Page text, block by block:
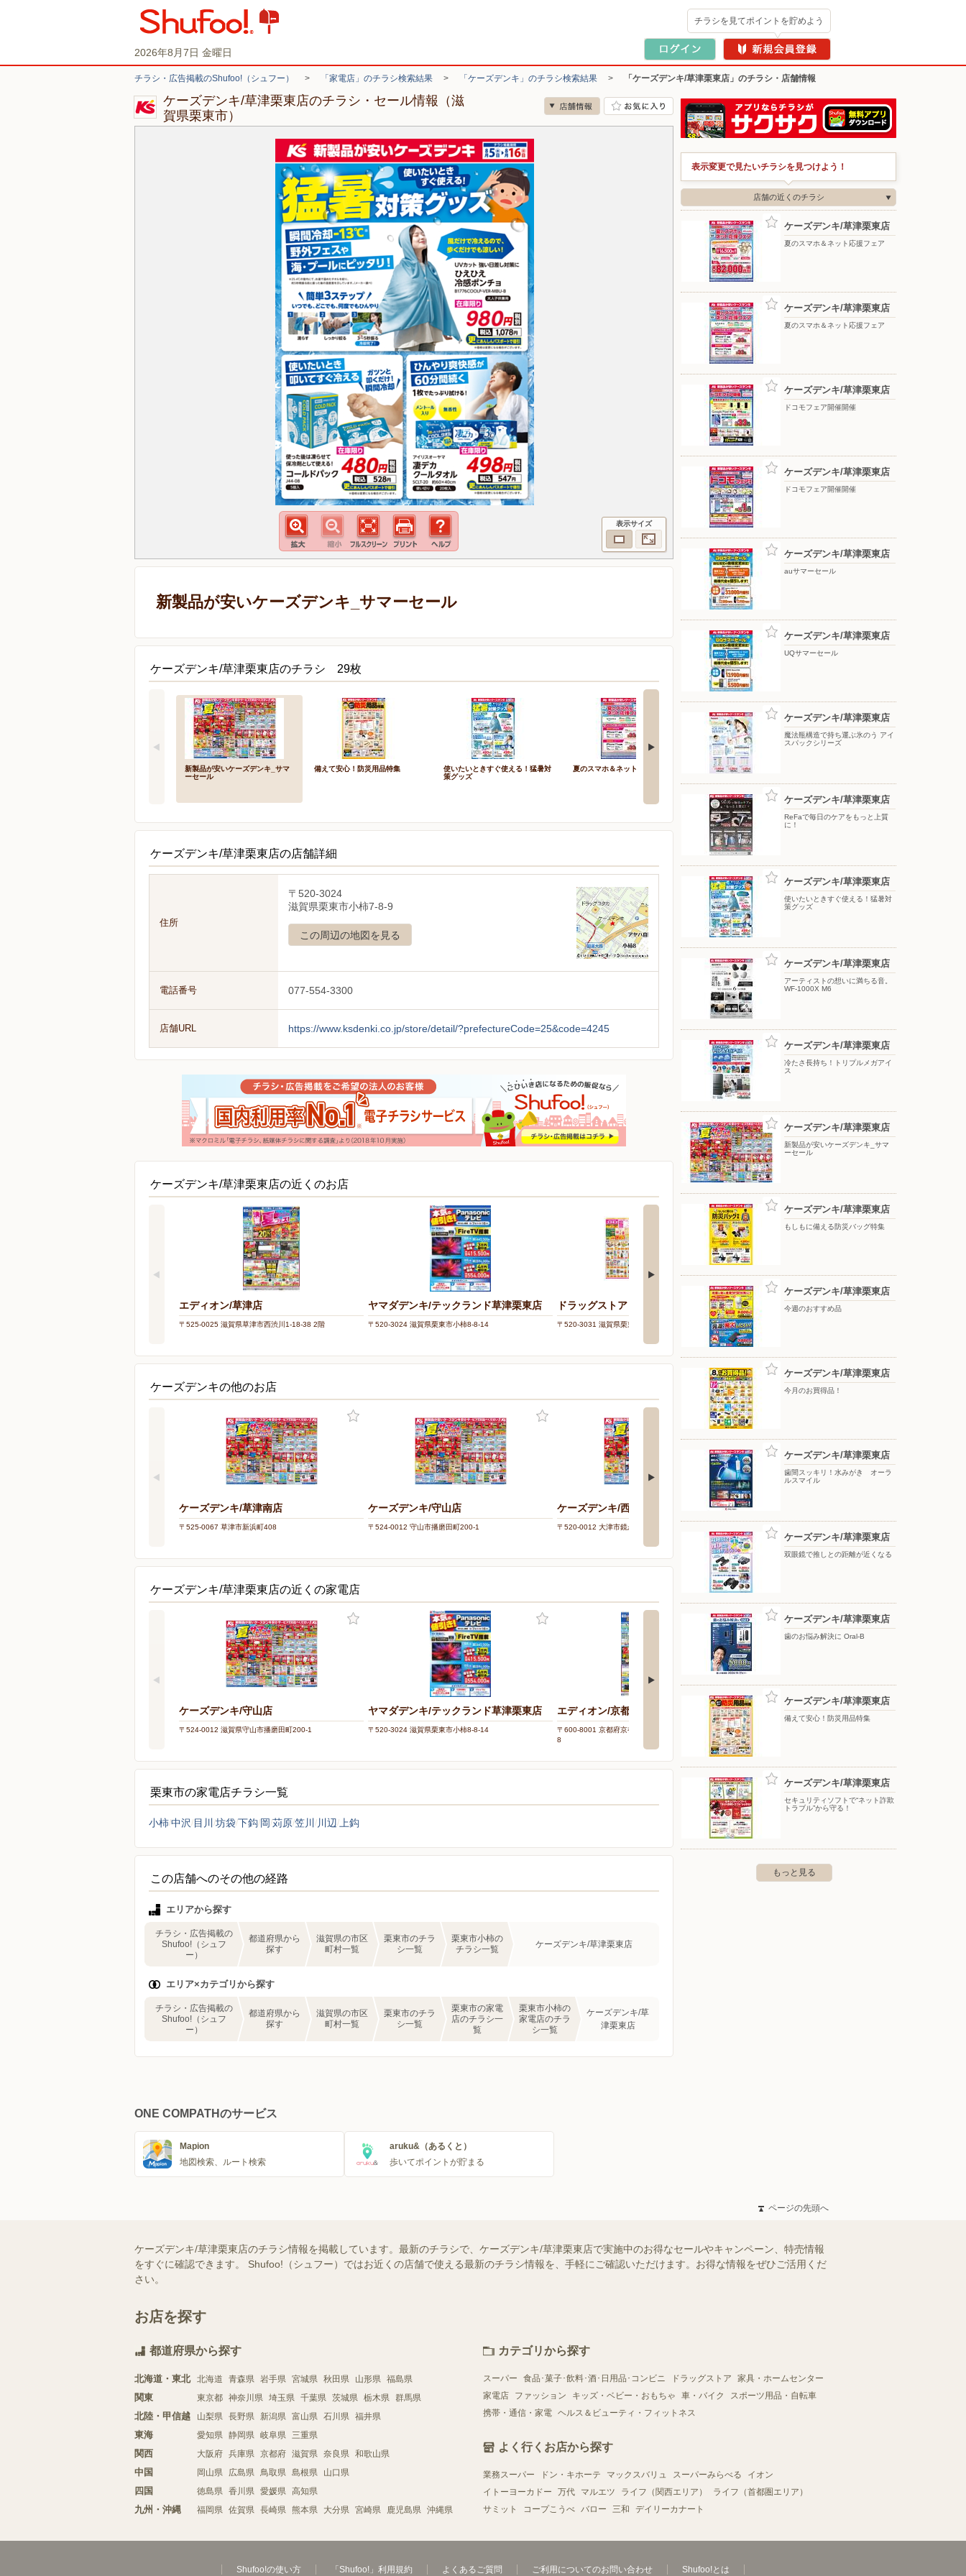
2026年8月7日 金曜日
チラシを見てポイントを貯めよう
チラシ・広告掲載のShufoo!（シュフー） > 「家電店」のチラシ検索結果 > 「ケーズデンキ」のチラシ検索結果 > 「ケーズデンキ/草津栗東店」のチラシ・店舗情報
ケーズデンキ/草津栗東店のチラシ・セール情報（滋
賀県栗東市）
表示サイズ
新製品が安いケーズデンキ_サマーセール
ケーズデンキ/草津栗東店のチラシ 29枚
新製品が安いケーズデンキ_サマ
ーセール
備えて安心！防災用品特集
使いたいときすぐ使える！猛暑対
策グッズ
夏のスマホ＆ネット応援フェア 夏のスマホ＆ネット応援フェア
ケーズデンキ/草津栗東店の店舗詳細
住所
〒520-3024
滋賀県栗東市小柿7-8-9
この周辺の地図を見る
電話番号 077-554-3300
店舗URL https://www.ksdenki.co.jp/store/detail/?prefectureCode=25&code=4245
ケーズデンキ/草津栗東店の近くのお店
エディオン/草津店
〒525-0025 滋賀県草津市西渋川1-18-38 2階
ヤマダデンキ/テックランド草津栗東店
〒520-3024 滋賀県栗東市小柿8-8-14
ドラッグストアコスモス/へそ店
〒520-3031 滋賀県栗東市綣4-2-21
バースデイ/駒井沢店
〒525-0014 滋賀県草津市駒井沢町44-1
ケーズデンキの他のお店
ケーズデンキ/草津南店
〒525-0067 草津市新浜町408
ケーズデンキ/守山店
〒524-0012 守山市播磨田町200-1
ケーズデンキ/西大津店
〒520-0012 大津市鏡が浜11-1
ケーズデンキ/近江八幡店
〒523-0082 近江八幡市土田町1400-1
ケーズデンキ/草津栗東店の近くの家電店
ケーズデンキ/守山店
〒524-0012 滋賀県守山市播磨田町200-1
ヤマダデンキ/テックランド草津栗東店
〒520-3024 滋賀県栗東市小柿8-8-14
エディオン/京都河原町本店
〒600-8001 京都府京都市下京区四条通河原町東入真町6
8
エディオン/イオンモール北大路店
〒603-8142 京都府京都市北区小山北上総町49-1 イオン
モール北大路4階
栗東市の家電店チラシ一覧
小柿中沢 目川 坊袋下鈎 岡 苅原笠川 川辺 上鈎
この店舗へのその他の経路
エリアから探す
チラシ・広告掲載の
Shufoo!（シュフ
ー）
都道府県から
探す
滋賀県の市区
町村一覧
栗東市のチラ
シ一覧
栗東市小柿の
チラシ一覧
ケーズデンキ/草津栗東店
エリア×カテゴリから探す
チラシ・広告掲載の
Shufoo!（シュフ
ー）
都道府県から
探す
滋賀県の市区
町村一覧
栗東市のチラ
シ一覧
栗東市の家電
店のチラシ一
覧
栗東市小柿の
家電店のチラ
シ一覧
ケーズデンキ/草
津栗東店
表示変更で見たいチラシを見つけよう！
店舗の近くのチラシ
ケーズデンキ/草津栗東店
夏のスマホ＆ネット応援フェア
ケーズデンキ/草津栗東店
夏のスマホ＆ネット応援フェア
ケーズデンキ/草津栗東店
ドコモフェア開催開催
ケーズデンキ/草津栗東店
ドコモフェア開催開催
ケーズデンキ/草津栗東店
auサマーセール
ケーズデンキ/草津栗東店
UQサマーセール
ケーズデンキ/草津栗東店
魔法瓶構造で持ち運ぶ氷のう アイ
スパックシリーズ
ケーズデンキ/草津栗東店
ReFaで毎日のケアをもっと上質
に！
ケーズデンキ/草津栗東店
使いたいときすぐ使える！猛暑対
策グッズ
ケーズデンキ/草津栗東店
アーティストの想いに満ちる音。
WF-1000X M6
ケーズデンキ/草津栗東店
冷たさ長持ち！トリプルメガアイ
ス
ケーズデンキ/草津栗東店
新製品が安いケーズデンキ_サマ
ーセール
ケーズデンキ/草津栗東店
もしもに備える防災バッグ特集
ケーズデンキ/草津栗東店
今週のおすすめ品
ケーズデンキ/草津栗東店
今月のお買得品！
ケーズデンキ/草津栗東店
歯間スッキリ！水みがき オーラ
ルスマイル
ケーズデンキ/草津栗東店
双眼鏡で推しとの距離が近くなる
ケーズデンキ/草津栗東店
歯のお悩み解決に Oral-B
ケーズデンキ/草津栗東店
備えて安心！防災用品特集
ケーズデンキ/草津栗東店
セキュリティソフトで“ネット詐欺
トラブル”から守る！
もっと見る
ONE COMPATHのサービス
Mapion
地図検索、ルート検索
aruku&（あるくと）
歩いてポイントが貯まる
ページの先頭へ
ケーズデンキ/草津栗東店のチラシ情報を掲載しています。最新のチラシで、ケーズデンキ/草津栗東店で実施中のお得なセールやキャンペーン、特売情報
をすぐに確認できます。 Shufoo!（シュフー）ではお近くの店舗で使える最新のチラシ情報を、手軽にご確認いただけます。お得な情報をぜひご活用くだ
さい。
お店を探す
都道府県から探す
北海道・東北 北海道 青森県 岩手県 宮城県 秋田県 山形県 福島県
関東 東京都 神奈川県 埼玉県 千葉県 茨城県 栃木県 群馬県
北陸・甲信越 山梨県 長野県 新潟県 富山県 石川県 福井県
東海 愛知県 静岡県 岐阜県 三重県
関西 大阪府 兵庫県 京都府 滋賀県 奈良県 和歌山県
中国 岡山県 広島県 鳥取県 島根県 山口県
四国 徳島県 香川県 愛媛県 高知県
九州・沖縄 福岡県 佐賀県 長崎県 熊本県 大分県 宮崎県 鹿児島県 沖縄県
カテゴリから探す
スーパー 食品･菓子･飲料･酒･日用品･コンビニ ドラッグストア
家具・ホームセンター
家電店
ファッション キッズ・ベビー・おもちゃ 車・バイク
スポーツ用品・自転車
携帯・通信・家電 ヘルス＆ビューティ・フィットネス
よく行くお店から探す
業務スーパー ドン・キホーテ マックスバリュ スーパーみらべる
イオン
イトーヨーカドー
万代 マルエツ ライフ（関西エリア）
ライフ（首都圏エリア）
サミット
コープこうべ バロー 三和 デイリーカナート
Shufoo!の使い方 「Shufoo!」利用規約 よくあるご質問 ご利用についてのお問い合わせ Shufoo!とは